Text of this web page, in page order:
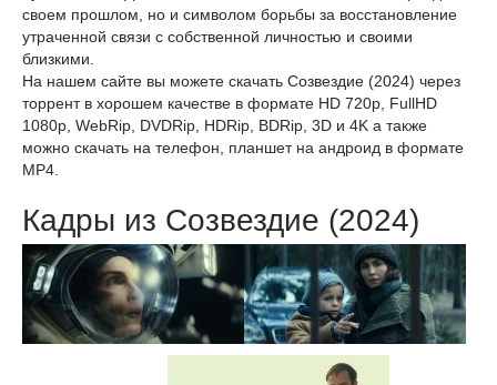
своем прошлом, но и символом борьбы за восстановление
утраченной связи с собственной личностью и своими
близкими.
На нашем сайте вы можете скачать Созвездие (2024) через
торрент в хорошем качестве в формате HD 720p, FullHD
1080p, WebRip, DVDRip, HDRip, BDRip, 3D и 4K а также
можно скачать на телефон, планшет на андроид в формате
MP4.
Кадры из Созвездие (2024)